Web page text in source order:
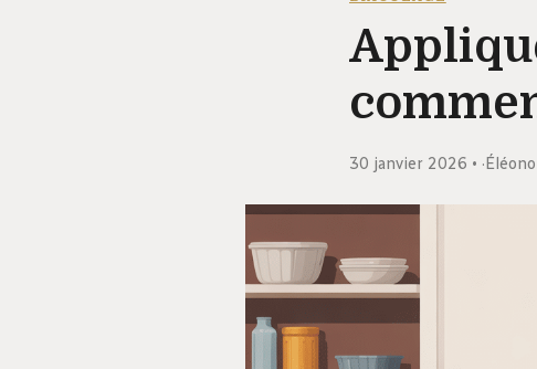
30 janvier 2026 ·